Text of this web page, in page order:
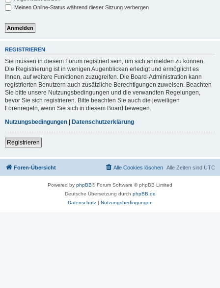
Meinen Online-Status während dieser Sitzung verbergen
REGISTRIEREN
Sie müssen in diesem Forum registriert sein, um sich anmelden zu können.
Die Registrierung ist in wenigen Augenblicken erledigt und ermöglicht es
Ihnen, auf weitere Funktionen zuzugreifen. Die Board-Administration kann
registrierten Benutzern auch zusätzliche Berechtigungen zuweisen. Beachten
Sie bitte unsere Nutzungsbedingungen und die verwandten Regelungen,
bevor Sie sich registrieren. Bitte beachten Sie auch die jeweiligen
Forenregeln, wenn Sie sich in diesem Board bewegen.
Nutzungsbedingungen | Datenschutzerklärung
Registrieren
Foren-Übersicht Alle Zeiten sind UTC
Alle Cookies löschen
Powered by phpBB® Forum Software © phpBB Limited
Deutsche Übersetzung durch phpBB.de
Datenschutz| Nutzungsbedingungen